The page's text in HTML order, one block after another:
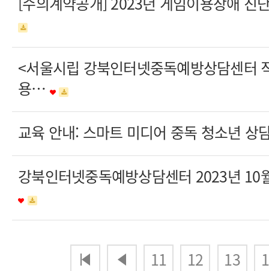
<서울시립 강북인터넷중독예방상담센터
용…
교육 안내: 스마트 미디어 중독 청소년
강북인터넷중독예방상담센터 2023년
11 12 13
맨끝